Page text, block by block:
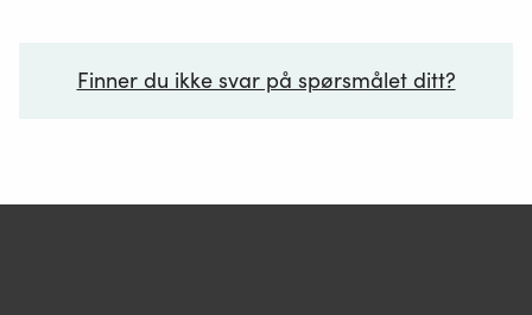
Finner du ikke svar på spørsmålet ditt?